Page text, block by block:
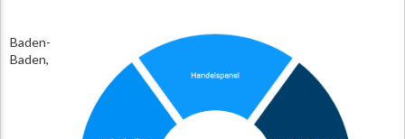
Baden-
Baden,